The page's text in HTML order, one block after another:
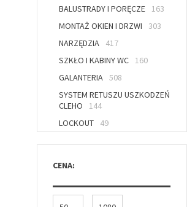
BALUSTRADY I PORĘCZE
163
MONTAŻ OKIEN I DRZWI
303
NARZĘDZIA
417
SZKŁO I KABINY WC
160
GALANTERIA 508
SYSTEM RETUSZU USZKODZEŃ
CLEHO
144
LOCKOUT
49
CENA: